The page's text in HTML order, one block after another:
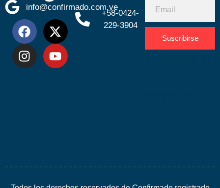
info@confirmado.com.ve
+58-0424-
229-3904
Suscribirse